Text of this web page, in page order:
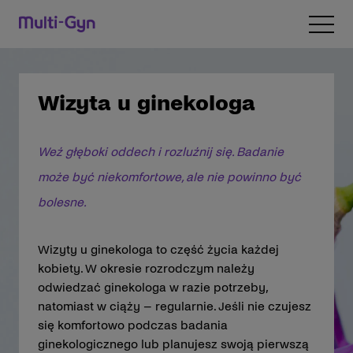
Wizyta u ginekologa
Weź głęboki oddech i rozluźnij się. Badanie
może być niekomfortowe, ale nie powinno być
bolesne.
Wizyty u ginekologa to część życia każdej
kobiety. W okresie rozrodczym należy
odwiedzać ginekologa w razie potrzeby,
natomiast w ciąży – regularnie. Jeśli nie czujesz
się komfortowo podczas badania
ginekologicznego lub planujesz swoją pierwszą